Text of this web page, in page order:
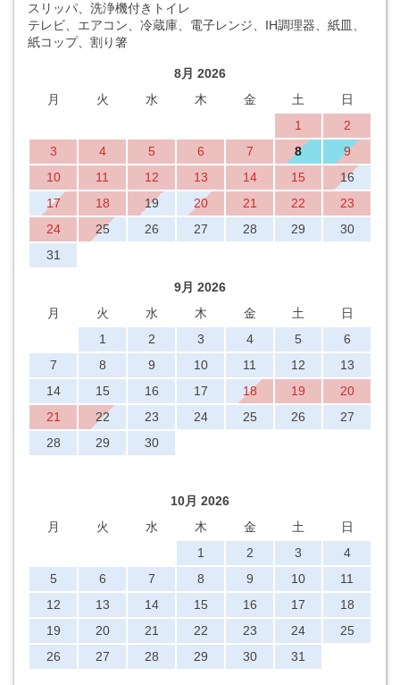
スリッパ、洗浄機付きトイレ
テレビ、エアコン、冷蔵庫、電子レンジ、IH調理器、紙皿、
紙コップ、割り箸
8月 2026
月
火 水 木 金 土
日
1
2
3
4 5 6 7 8
9
10
11 12 13 14 15
16
17
18 19 20 21 22
23
24
25 26 27 28 29
30
31
9月 2026
月
火 水 木 金 土
日
1
2 3 4 5
6
7
8 9 10 11 12
13
14
15 16 17 18 19
20
21
22 23 24 25 26
27
28
29 30
10月 2026
月
火 水 木 金 土
日
1
2 3
4
5
6 7 8 9 10
11
12
13 14 15 16 17
18
19
20 21 22 23 24
25
26
27 28 29 30 31